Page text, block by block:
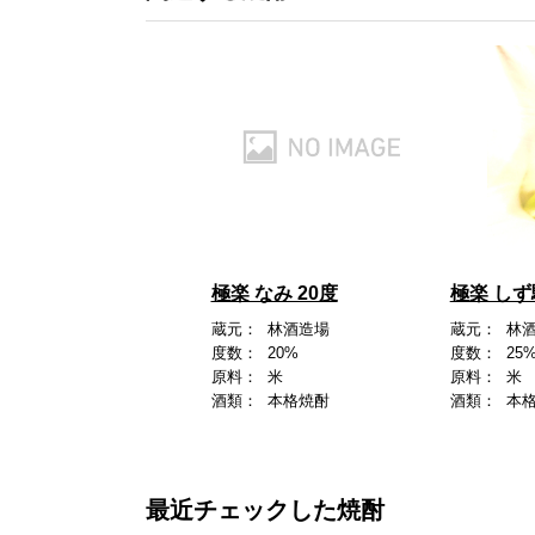
極楽 なみ 20度
蔵元：
林酒造場
度数：
20%
原料：
米
酒類：
本格焼酎
極楽 しず
蔵元：
林
度数：
25%
原料：
米
酒類：
本
最近チェックした焼酎